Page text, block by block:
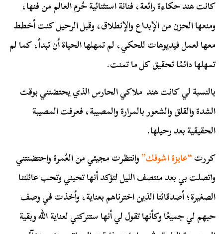
كانت هند حكاءة رائعة، فنانة استثنائية حُرم العالم من فنها،
ومنعها الحزن من الإبداع والإنطلاق، وقبل الرحيل كنت أخطط
معها لعمل فيديوهات للحكي، لم تمهلها الحياة أن تبدأ، كما لم
تمهلها دائمًا تحقيق كل ما تمنت.
بالنسبة لي كانت هند ملاكي الحارس الذي يحتضنني بوقت
الشدة والقلق والشعور بالمرارة والمصيبة، فعرفت المصيبة
الحقيقية بعد رحيلها.
كررت“عايزة اشوفك”وانتظرت مجيئي من العُمرة واحتضنتني
واتصلت بي بعد منتصف الليل لتؤكد أنها تحبني وتحب عائلتنا
الصغيرة؛ أصدقائنا الذين اخترناهم بعناية، وأخذت في وصف
حبهم لي جميعًا وكأنها تقول لي أنها ستتركني لعناية الله وبقية